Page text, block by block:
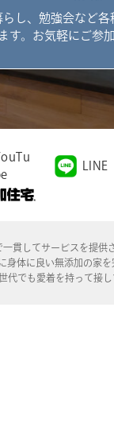
し、勉強会など各
す。お気軽にご参
LINE
貫してサービスを提供
身体に良い無添加の家
でも愛着を持って接し